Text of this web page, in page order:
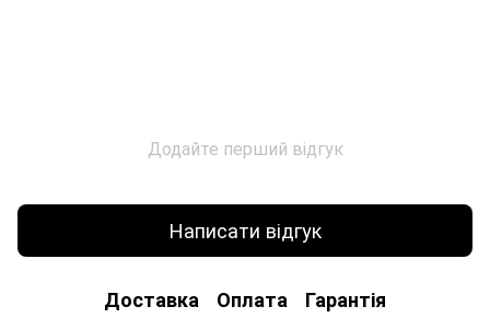
Додайте перший відгук
Написати відгук
Доставка Оплата Гарантія